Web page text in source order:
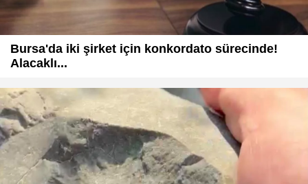
Bursa'da iki şirket için konkordato sürecinde!
Alacaklı...